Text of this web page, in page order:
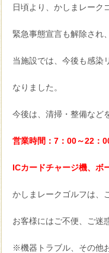
日頃より、かしまレーク
緊急事態宣言も解除され
当施設では、今後も感染
なりました。
今後は、清掃・整備など
営業時間：7：00～22：
ICカードチャージ機、ボ
かしまレークゴルフは、
お客様にはご不便、ご迷
※機器トラブル、その他